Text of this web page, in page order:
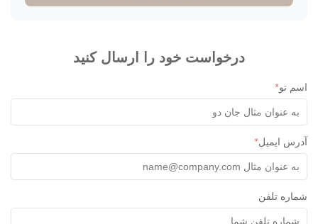
درخواست خود را ارسال کنید
تو*
ایمیل *
تلفن